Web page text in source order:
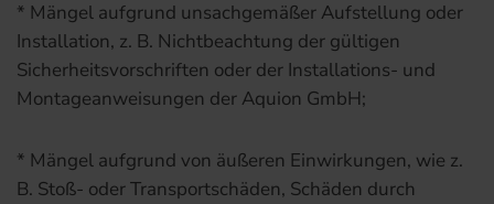
* Mängel aufgrund unsachgemäßer Aufstellung oder
Installation, z. B. Nichtbeachtung der gültigen
Sicherheitsvorschriften oder der Installations- und
Montageanweisungen der Aquion GmbH;
* Mängel aufgrund von äußeren Einwirkungen, wie z.
B. Stoß- oder Transportschäden, Schäden durch